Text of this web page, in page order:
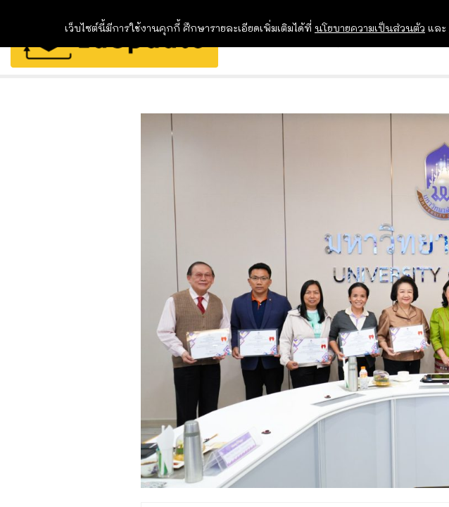
เว็บไซต์นี้มีการใช้งานคุกกี้ ศึกษารายละเอียดเพิ่มเติมได้ที่ นโยบายความเป็นส่วนตัว และ